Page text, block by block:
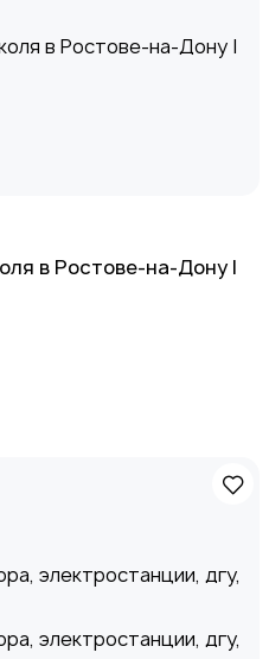
в Ростове-на-Дону |